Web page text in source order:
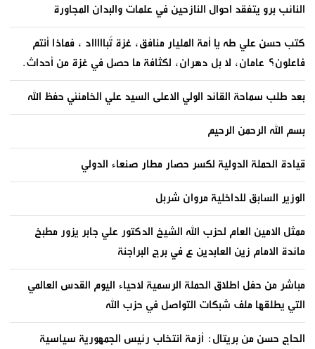
النائب برو يتفقد احوال النازحين في علمات والبدان المجاورة
كتب حسن علي طه يا أمة المليار منافق، غزة تُباااااد ، فماذا أنتم
فاعلون؟ عامان، لا بل دهران، لكثافة ما حصل في غزة من أحداث.
بعد طلب سماحة القائد الولي الاعلى السيد علي الخامنئي حفظ الله
بسم الله الرحمن الرحيم
قيادة الحملة الدولية لكسر حصار مطار صنعاء الدولي
الوزير السابق للداخلية مروان شربل
ممثل الامين العام لحزب الله الشيخ الدكتور علي جابر يزور مطبخ
مائدة الامام زين العابدين ع في برج البراجنة
مباشر من حفل اطلاق الحملة الرسمية لاحياء اليوم القدس العالمي
التي يطلقها ملف شبكات التواصل في حزب الله
الحاج حسن من بريتال: أزمة انتخاب رئيس الجمهورية سياسية